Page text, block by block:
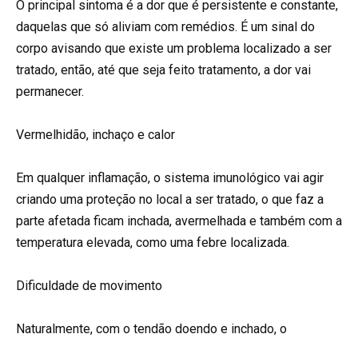
O principal sintoma é a dor que é persistente e constante,
daquelas que só aliviam com remédios. É um sinal do
corpo avisando que existe um problema localizado a ser
tratado, então, até que seja feito tratamento, a dor vai
permanecer.
Vermelhidão, inchaço e calor
Em qualquer inflamação, o sistema imunológico vai agir
criando uma proteção no local a ser tratado, o que faz a
parte afetada ficam inchada, avermelhada e também com a
temperatura elevada, como uma febre localizada.
Dificuldade de movimento
Naturalmente, com o tendão doendo e inchado, o